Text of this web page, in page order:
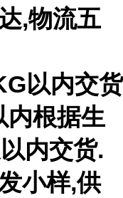
,物流五
以内交货
内根据生
内交货.
小样,供